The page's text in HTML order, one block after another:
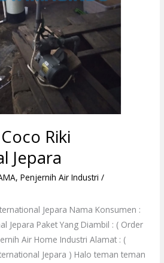
Riki
Jepara
,Penjernih Air Industri /
Jepara Nama Konsumen :
Jepara Paket Yang Diambil : ( Order
Air Home Industri Alamat : (
Jepara ) Halo teman teman